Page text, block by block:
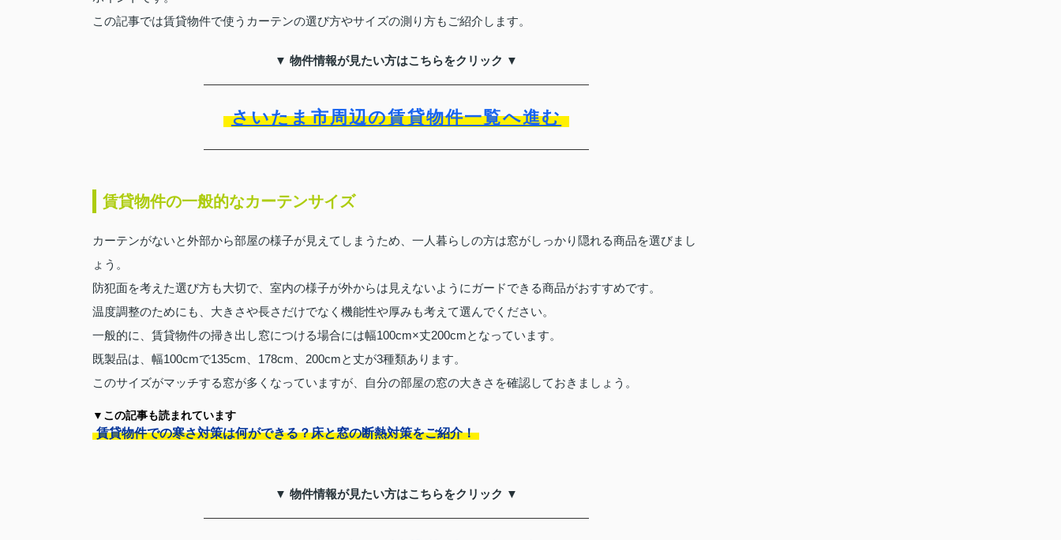
この記事では賃貸物件で使うカーテンの選び方やサイズの測り方もご紹介します。
▼ 物件情報が見たい方はこちらをクリック ▼
さいたま市周辺の賃貸物件一覧へ進む
賃貸物件の一般的なカーテンサイズ
カーテンがないと外部から部屋の様子が見えてしまうため、一人暮らしの方は窓がしっかり隠れる商品を選びまし
ょう。
防犯面を考えた選び方も大切で、室内の様子が外からは見えないようにガードできる商品がおすすめです。
温度調整のためにも、大きさや長さだけでなく機能性や厚みも考えて選んでください。
一般的に、賃貸物件の掃き出し窓につける場合には幅100cm×丈200cmとなっています。
既製品は、幅100cmで135cm、178cm、200cmと丈が3種類あります。
このサイズがマッチする窓が多くなっていますが、自分の部屋の窓の大きさを確認しておきましょう。
▼この記事も読まれています
賃貸物件での寒さ対策は何ができる？床と窓の断熱対策をご紹介！
▼ 物件情報が見たい方はこちらをクリック ▼